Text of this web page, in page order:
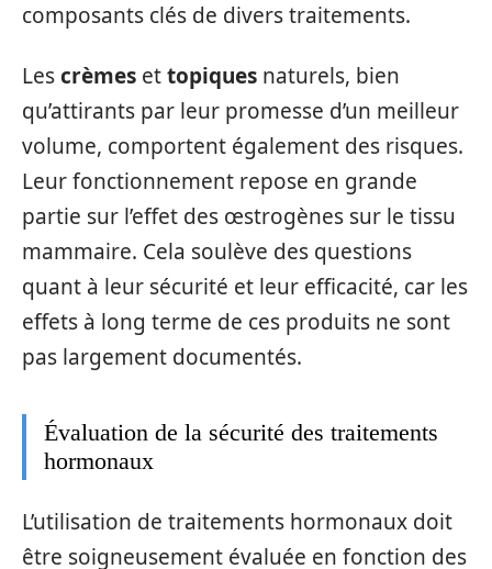
composants clés de divers traitements.
Lescrèmes ettopiques naturels, bien
qu’attirants par leur promesse d’un meilleur
volume, comportent également des risques.
Leur fonctionnement repose en grande
partie sur l’effet des œstrogènes sur le tissu
mammaire. Cela soulève des questions
quant à leur sécurité et leur efficacité, car les
effets à long terme de ces produits ne sont
pas largement documentés.
Évaluation de la sécurité des traitements
hormonaux
L’utilisation de traitements hormonaux doit
être soigneusement évaluée en fonction des